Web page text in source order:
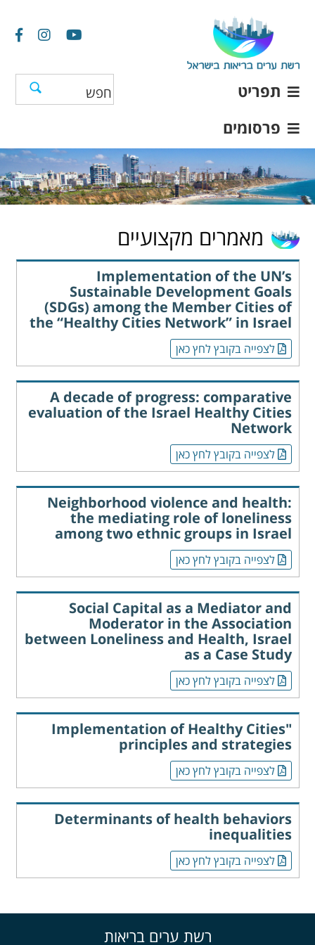
תפריט
פרסומים
מאמרים מקצועיים
Implementation of the UN’s
Sustainable Development Goals
(SDGs) among the Member Cities of
the “Healthy Cities Network” in Israel
לצפייה בקובץ לחץ כאן
A decade of progress: comparative
evaluation of the Israel Healthy Cities
Network
לצפייה בקובץ לחץ כאן
Neighborhood violence and health:
the mediating role of loneliness
among two ethnic groups in Israel
לצפייה בקובץ לחץ כאן
Social Capital as a Mediator and
Moderator in the Association
between Loneliness and Health, Israel
as a Case Study
לצפייה בקובץ לחץ כאן
Implementation of Healthy Cities"
principles and strategies
לצפייה בקובץ לחץ כאן
Determinants of health behaviors
inequalities
לצפייה בקובץ לחץ כאן
רשת ערים בריאות